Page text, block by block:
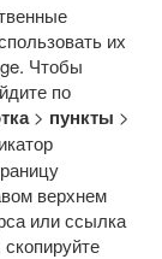
их
Чтобы
по
> пункты >
верхнем
или ссылка